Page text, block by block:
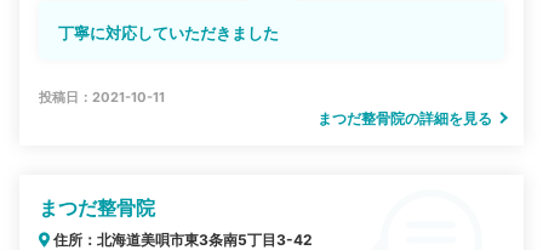
丁寧に対応していただきました
投稿日：2021-10-11
まつだ整骨院の詳細を見る
まつだ整骨院
住所：北海道美唄市東3条南5丁目3-42